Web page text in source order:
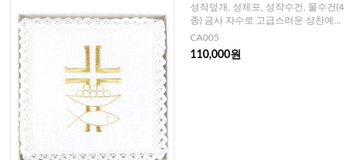
5
성작덮개, 성체포, 성작수건, 물수건(4
종) 금사 자수로 고급스러운 성찬예식
SET
CA005
110,000원